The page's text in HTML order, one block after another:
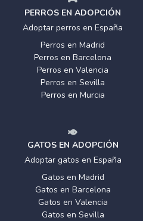
PERROS EN ADOPCIÓN
Adoptar perros en España
Perros en Madrid
Perros en Barcelona
Perros en Valencia
Perros en Sevilla
Perros en Murcia
GATOS EN ADOPCIÓN
Adoptar gatos en España
Gatos en Madrid
Gatos en Barcelona
Gatos en Valencia
Gatos en Sevilla